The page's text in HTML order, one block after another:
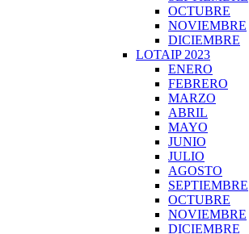
OCTUBRE
NOVIEMBRE
DICIEMBRE
LOTAIP 2023
ENERO
FEBRERO
MARZO
ABRIL
MAYO
JUNIO
JULIO
AGOSTO
SEPTIEMBRE
OCTUBRE
NOVIEMBRE
DICIEMBRE